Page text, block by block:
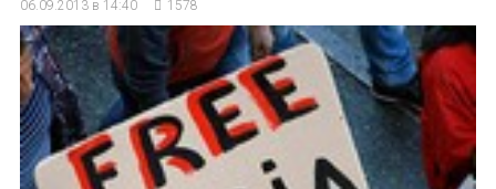
06.09.2013 в 14:40 1578